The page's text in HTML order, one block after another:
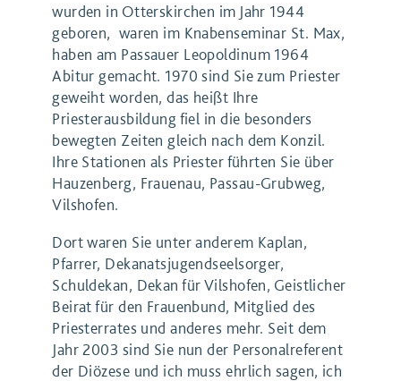
wurden in Otterskirchen im Jahr 1944
geboren, waren im Knabenseminar St. Max,
haben am Passauer Leopoldinum 1964
Abitur gemacht. 1970 sind Sie zum Priester
geweiht worden, das heißt Ihre
Priesterausbildung fiel in die besonders
bewegten Zeiten gleich nach dem Konzil.
Ihre Stationen als Priester führten Sie über
Hauzenberg, Frauenau, Passau-Grubweg,
Vilshofen.
Dort waren Sie unter anderem Kaplan,
Pfarrer, Dekanatsjugendseelsorger,
Schuldekan, Dekan für Vilshofen, Geistlicher
Beirat für den Frauenbund, Mitglied des
Priesterrates und anderes mehr. Seit dem
Jahr 2003 sind Sie nun der Personalreferent
der Diözese und ich muss ehrlich sagen, ich